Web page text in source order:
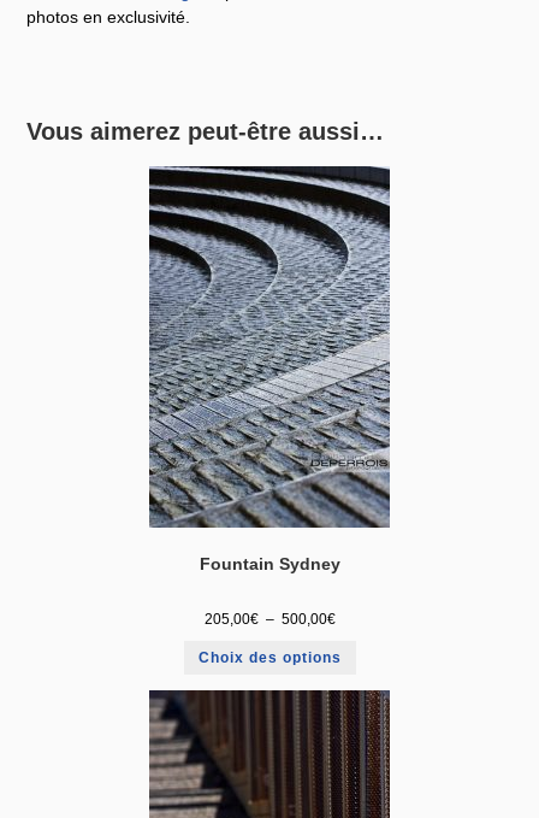
photos en exclusivité.
Vous aimerez peut-être aussi…
Fountain Sydney
205,00€ – 500,00€
Choix des options